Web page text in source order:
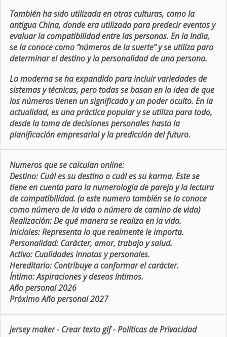
También ha sido utilizada en otras culturas, como la
antigua China, donde era utilizada para predecir eventos y
evaluar la compatibilidad entre las personas. En la India,
se la conoce como “números de la suerte” y se utiliza para
determinar el destino y la personalidad de una persona.
La moderna se ha expandido para incluir variedades de
sistemas y técnicas, pero todas se basan en la idea de que
los números tienen un significado y un poder oculto. En la
actualidad, es una práctica popular y se utiliza para todo,
desde la toma de decisiones personales hasta la
planificación empresarial y la predicción del futuro.
Numeros que se calculan online:
Destino: Cuál es su destino o cuál es su karma. Este se
tiene en cuenta para la numerologia de pareja y la lectura
de compatibilidad. (a este numero también se lo conoce
como número de la vida o número de camino de vida)
Realización:De qué manera se realiza en la vida.
Iniciales:Representa lo que realmente le importa.
Personalidad:Carácter, amor, trabajo y salud.
Activo:Cualidades innatas y personales.
Hereditario:Contribuye a conformar el carácter.
Íntimo:Aspiraciones y deseos íntimos.
Año personal 2026
Próximo Año personal 2027
jersey maker- Crear texto gif-Políticas de Privacidad